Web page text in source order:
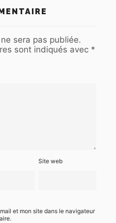
sera pas publiée.
sont indiqués avec *
Site web
et mon site dans le navigateur